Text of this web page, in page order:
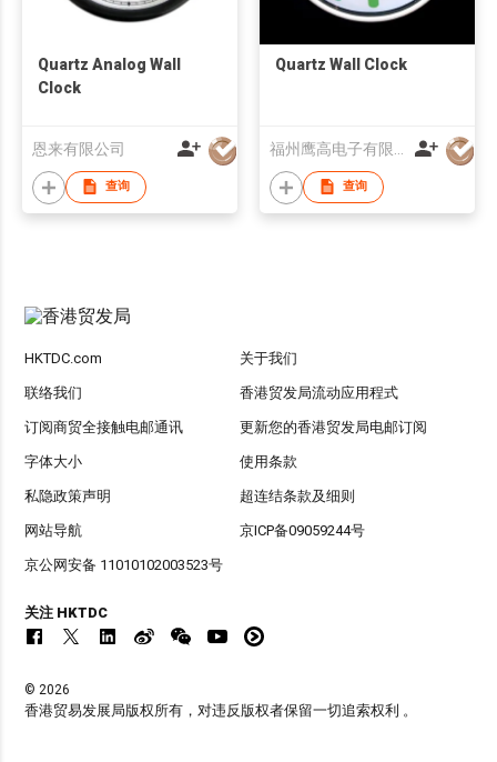
Quartz Analog Wall
Clock
恩来有限公司
查询
Quartz Wall Clock
查询
HKTDC.com 关于我们
联络我们 香港贸发局流动应用程式
订阅商贸全接触电邮通讯 更新您的香港贸发局电邮订阅
字体大小 使用条款
私隐政策声明 超连结条款及细则
网站导航 京ICP备09059244号
京公网安备 11010102003523号
关注 HKTDC
© 2026
香港贸易发展局版权所有，对违反版权者保留一切追索权利 。